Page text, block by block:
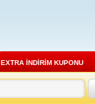
EXTRA İNDİRİM KUPONU